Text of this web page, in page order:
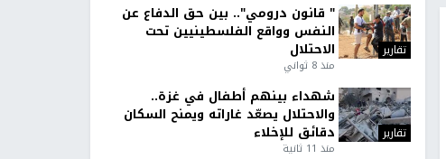
تقارير
" قانون درومي".. بين حق الدفاع عن
النفس وواقع الفلسطينيين تحت
الاحتلال
منذ 8 ثواني
تقارير
شهداء بينهم أطفال في غزة..
والاحتلال يصعّد غاراته ويمنح السكان
دقائق للإخلاء
منذ 11 ثانية